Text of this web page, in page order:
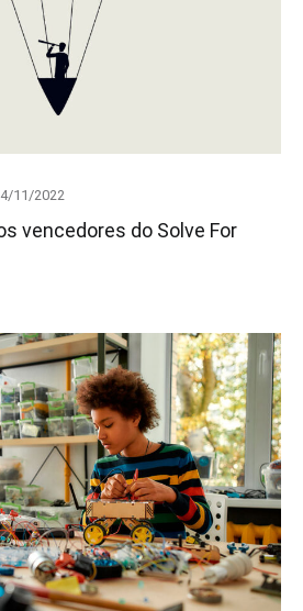
11/2022
vencedores do Solve For